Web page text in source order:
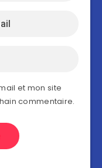
et mon site
commentaire.